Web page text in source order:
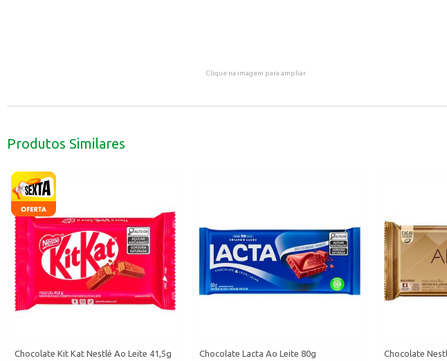
Clique na imagem para ampliar.
Produtos Similares
Chocolate Kit Kat Nestlé Ao Leite 41,5g Chocolate Lacta Ao Leite 80g Chocolate